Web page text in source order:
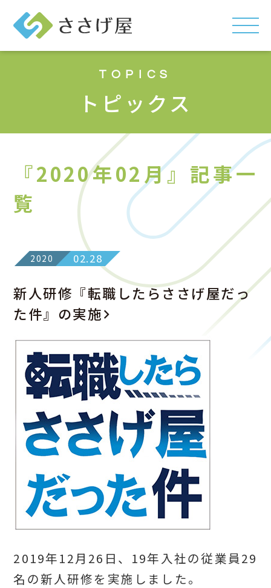
TOPICS
トピックス
『2020年02月』記事一
覧
2020 02.28
新人研修『転職したらささげ屋だっ
た件』の実施
2019年12月26日、19年入社の従業員29
名の新人研修を実施しました。